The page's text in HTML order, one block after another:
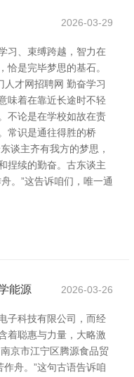
2026-03-29
习、束缚跨越，智力在
恰是完毕梦思的基石。
人才网招聘网 勤奋学习
味着在靠近长途时不轻
不论是在学校如故在责
常识是通往得胜的桥
谈主齐有我方的梦思，
捏续的勤奋。古东谈主
。”这告诉咱们，唯一通
能源 2026-03-26
子科技有限公司，而经
着聪惠与力量，大略激
京市江宁区腾源食品贸
舟。”这句古语告诉咱